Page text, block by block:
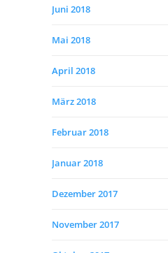
Juni 2018
Mai 2018
April 2018
März 2018
Februar 2018
Januar 2018
Dezember 2017
November 2017